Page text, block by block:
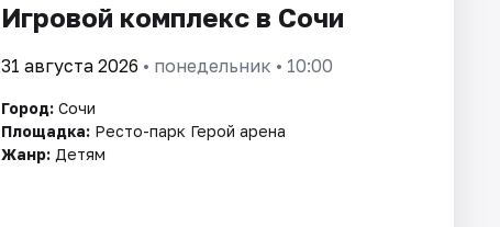
Игровой комплекс в Сочи
31 августа 2026 • понедельник • 10:00
Город: Сочи
Площадка: Ресто-парк Герой арена
Жанр: Детям